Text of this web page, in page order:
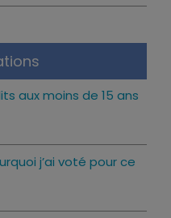
aux moins de 15 ans
j’ai voté pour ce